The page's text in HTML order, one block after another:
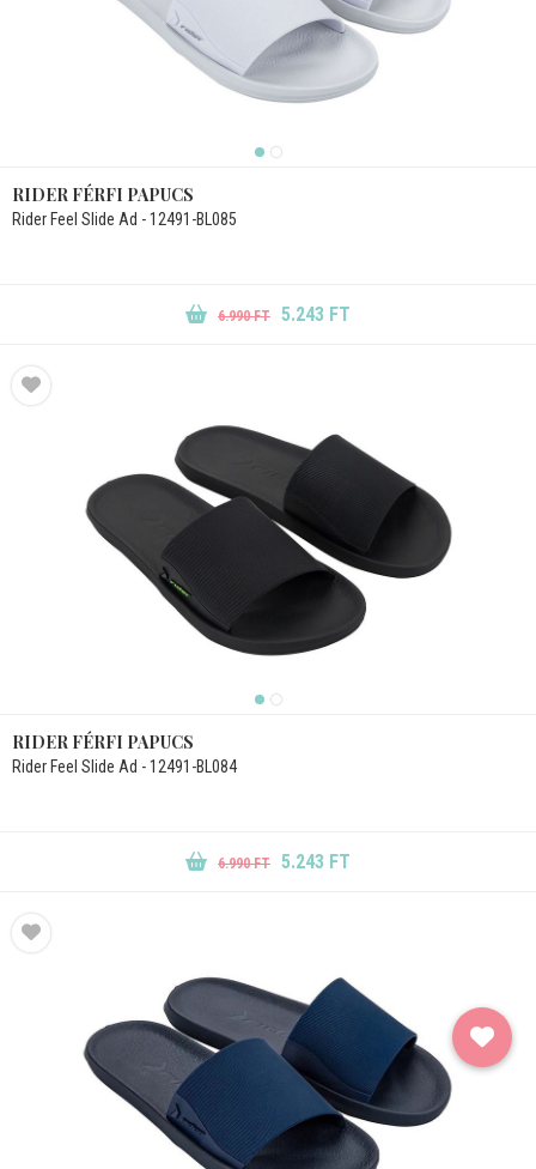
RIDER FÉRFI PAPUCS
Rider Feel Slide Ad - 12491-BL085
6.990 FT 5.243 FT
RIDER FÉRFI PAPUCS
Rider Feel Slide Ad - 12491-BL084
6.990 FT 5.243 FT